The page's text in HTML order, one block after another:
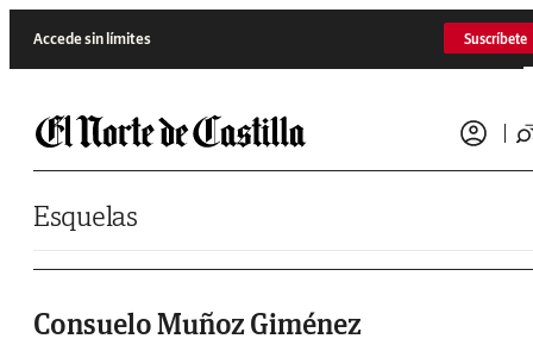
Accede sin límites Suscríbete
Esquelas
Consuelo Muñoz Giménez